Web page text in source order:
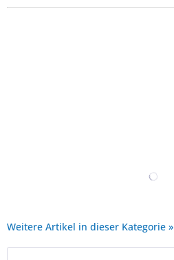
Weitere Artikel in dieser Kategorie »